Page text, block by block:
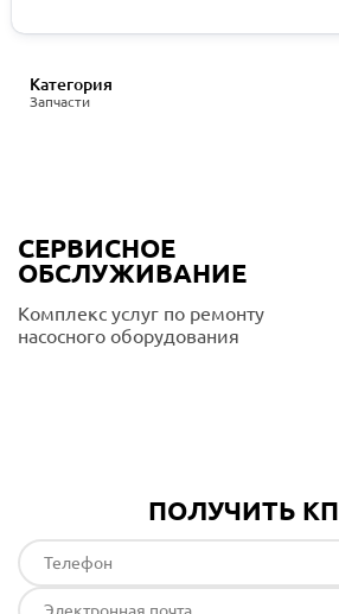
Запчасти
Категория
СЕРВИСНОЕ
ОБСЛУЖИВАНИЕ
Комплекс услуг по ремонту
насосного оборудования
ПОЛУЧИТЬ КП